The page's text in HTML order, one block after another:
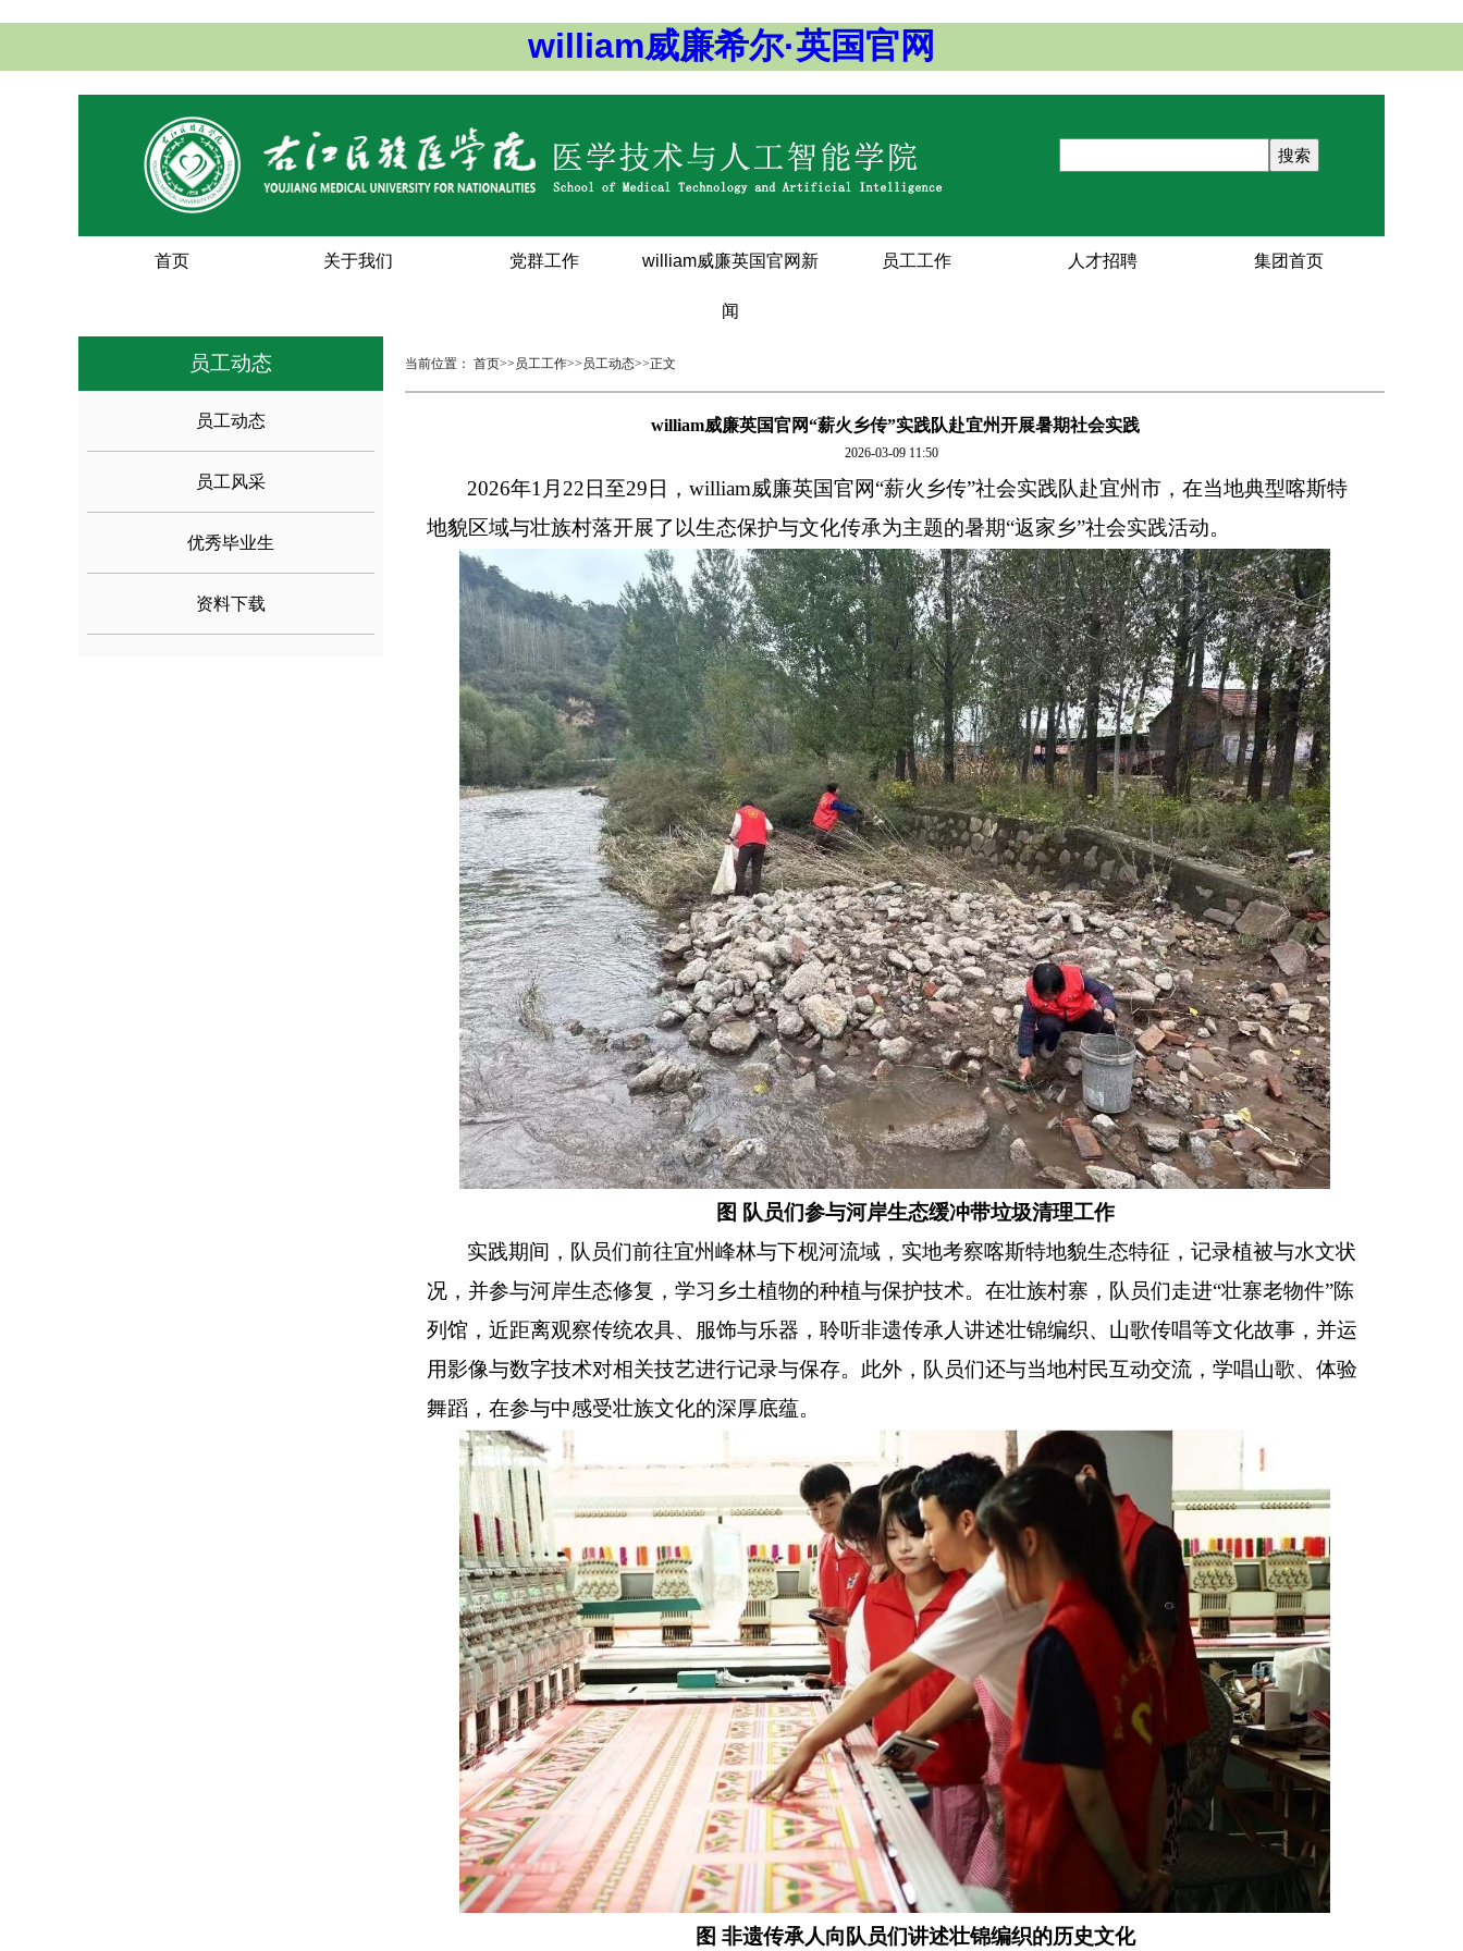
william威廉希尔·英国官网
首页 关于我们 党群工作 william威廉英国官网新
闻
员工工作 人才招聘 集团首页
员工动态
员工动态
员工风采
优秀毕业生
资料下载
当前位置： 首页>> 员工工作>> 员工动态>>正文
william威廉英国官网“薪火乡传”实践队赴宜州开展暑期社会实践
2026-03-09 11:50
2026年1月22日至29日，william威廉英国官网“薪火乡传”社会实践队赴宜州市，在当地典型喀斯特
地貌区域与壮族村落开展了以生态保护与文化传承为主题的暑期“返家乡”社会实践活动。
图 队员们参与河岸生态缓冲带垃圾清理工作
实践期间，队员们前往宜州峰林与下枧河流域，实地考察喀斯特地貌生态特征，记录植被与水文状
况，并参与河岸生态修复，学习乡土植物的种植与保护技术。在壮族村寨，队员们走进“壮寨老物件”陈
列馆，近距离观察传统农具、服饰与乐器，聆听非遗传承人讲述壮锦编织、山歌传唱等文化故事，并运
用影像与数字技术对相关技艺进行记录与保存。此外，队员们还与当地村民互动交流，学唱山歌、体验
舞蹈，在参与中感受壮族文化的深厚底蕴。
图 非遗传承人向 队员们讲述壮锦编织的历史文化